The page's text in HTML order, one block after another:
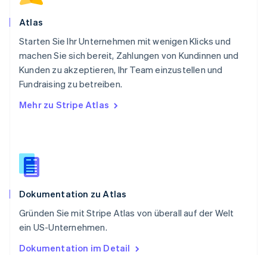
Atlas
Starten Sie Ihr Unternehmen mit wenigen Klicks und
machen Sie sich bereit, Zahlungen von Kundinnen und
Kunden zu akzeptieren, Ihr Team einzustellen und
Fundraising zu betreiben.
Mehr zu Stripe Atlas
Dokumentation zu Atlas
Gründen Sie mit Stripe Atlas von überall auf der Welt
ein US-Unternehmen.
Dokumentation im Detail
Schweden
Svenska
Deutsch FrançaisItalianoEnglish
Singapur
English简体中文
Slowakei
Slowenien
English
Spanien
Thailand
Tschechische Republik
English